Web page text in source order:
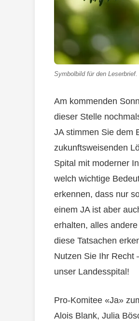
Symbolbild für den
Am kommenden
dieser Stelle
JA stimmen Sie dem
zukunftsweisenden
Spital mit moderner
welch wichtige
erkennen, dass nur
einem JA ist aber
erhalten, alles
diese Tatsachen
Nutzen Sie Ihr Recht
unser Landesspital!
Pro-Komitee «Ja»
Alois Blank, Julia